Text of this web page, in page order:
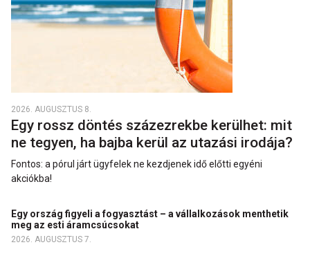
2026. AUGUSZTUS 8.
Egy rossz döntés százezrekbe kerülhet: mit
ne tegyen, ha bajba kerül az utazási irodája?
Fontos: a pórul járt ügyfelek ne kezdjenek idő előtti egyéni
akciókba!
Egy ország figyeli a fogyasztást – a vállalkozások menthetik
meg az esti áramcsúcsokat
2026. AUGUSZTUS 7.